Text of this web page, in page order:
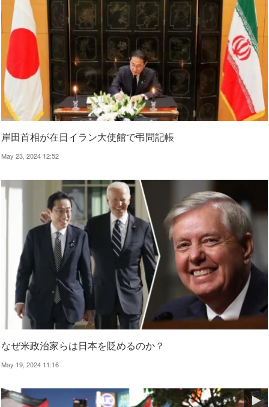
岸田首相が在日イラン大使館で弔問記帳
May 23, 2024 12:52
なぜ米政治家らは日本を貶めるのか？
May 19, 2024 11:16